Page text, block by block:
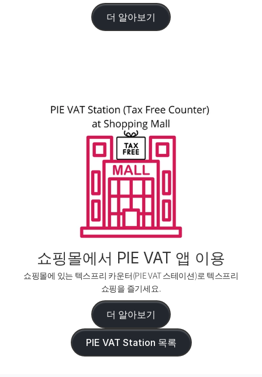
더 알아보기
쇼핑몰에서 PIE VAT 앱 이용
쇼핑몰에 있는 텍스프리 카운터(PIE VAT 스테이션)로 텍스프리
쇼핑을 즐기세요.
더 알아보기
PIE VAT Station 목록